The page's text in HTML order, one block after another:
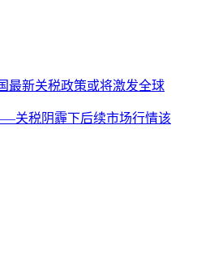
最新关税政策或将激发全球
关税阴霾下后续市场行情该